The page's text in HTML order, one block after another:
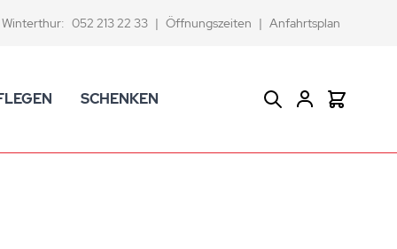
Winterthur: 052 213 22 33 | Öffnungszeiten | Anfahrtsplan
SCHENKEN Suche